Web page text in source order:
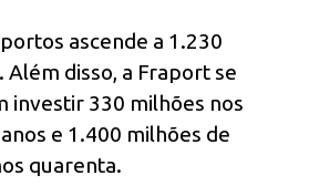
ascende a 1.230
Além disso, a Fraport se
investir 330 milhões nos
e 1.400 milhões de
quarenta.